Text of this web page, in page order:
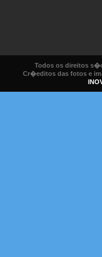
Todos os direitos
Cr�editos das fotos e